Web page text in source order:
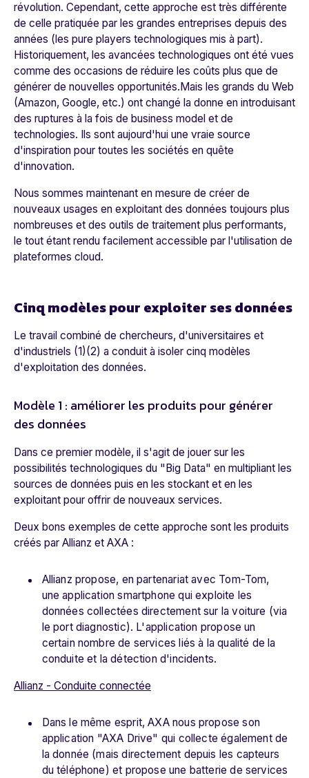
révolution. Cependant, cette approche est très différente
de celle pratiquée par les grandes entreprises depuis des
années (les pure players technologiques mis à part).
Historiquement, les avancées technologiques ont été vues
comme des occasions de réduire les coûts plus que de
générer de nouvelles opportunités.Mais les grands du Web
(Amazon, Google, etc.) ont changé la donne en introduisant
des ruptures à la fois de business model et de
technologies. Ils sont aujourd'hui une vraie source
d'inspiration pour toutes les sociétés en quête
d'innovation.
Nous sommes maintenant en mesure de créer de
nouveaux usages en exploitant des données toujours plus
nombreuses et des outils de traitement plus performants,
le tout étant rendu facilement accessible par l'utilisation de
plateformes cloud.
Cinq modèles pour exploiter ses données
Le travail combiné de chercheurs, d'universitaires et
d'industriels (1)(2) a conduit à isoler cinq modèles
d'exploitation des données.
Modèle 1 : améliorer les produits pour générer
des données
Dans ce premier modèle, il s'agit de jouer sur les
possibilités technologiques du "Big Data" en multipliant les
sources de données puis en les stockant et en les
exploitant pour offrir de nouveaux services.
Deux bons exemples de cette approche sont les produits
créés par Allianz et AXA :
Allianz propose, en partenariat avec Tom-Tom,
une application smartphone qui exploite les
données collectées directement sur la voiture (via
le port diagnostic). L'application propose un
certain nombre de services liés à la qualité de la
conduite et la détection d'incidents.
Allianz - Conduite connectée
Dans le même esprit, AXA nous propose son
application "AXA Drive" qui collecte également de
la donnée (mais directement depuis les capteurs
du téléphone) et propose une batterie de services